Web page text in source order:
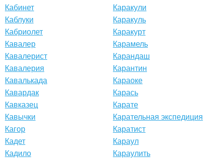
Кабинет
Каблуки
Кабриолет
Кавалер
Кавалерист
Кавалерия
Кавалькада
Кавардак
Кавказец
Кавычки
Кагор
Кадет
Кадило
Каракули
Каракуль
Каракурт
Карамель
Карандаш
Карантин
Караоке
Карась
Карате
Карательная экспедиция
Каратист
Караул
Караулить